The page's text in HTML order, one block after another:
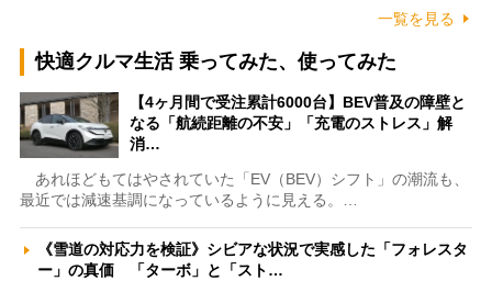
一覧を見る
快適クルマ生活 乗ってみた、使ってみた
【4ヶ月間で受注累計6000台】BEV普及の障壁と
なる「航続距離の不安」「充電のストレス」解
消…
あれほどもてはやされていた「EV（BEV）シフト」の潮流も、
最近では減速基調になっているように見える。…
《雪道の対応力を検証》シビアな状況で実感した「フォレスタ
ー」の真価 「ターボ」と「スト…